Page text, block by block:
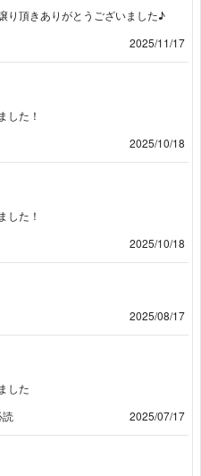
り頂きありがとうございました♪
2025/11/17
した！
2025/10/18
した！
2025/10/18
2025/08/17
した
2025/07/17